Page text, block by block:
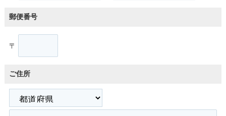
郵便番号
〒
ご住所